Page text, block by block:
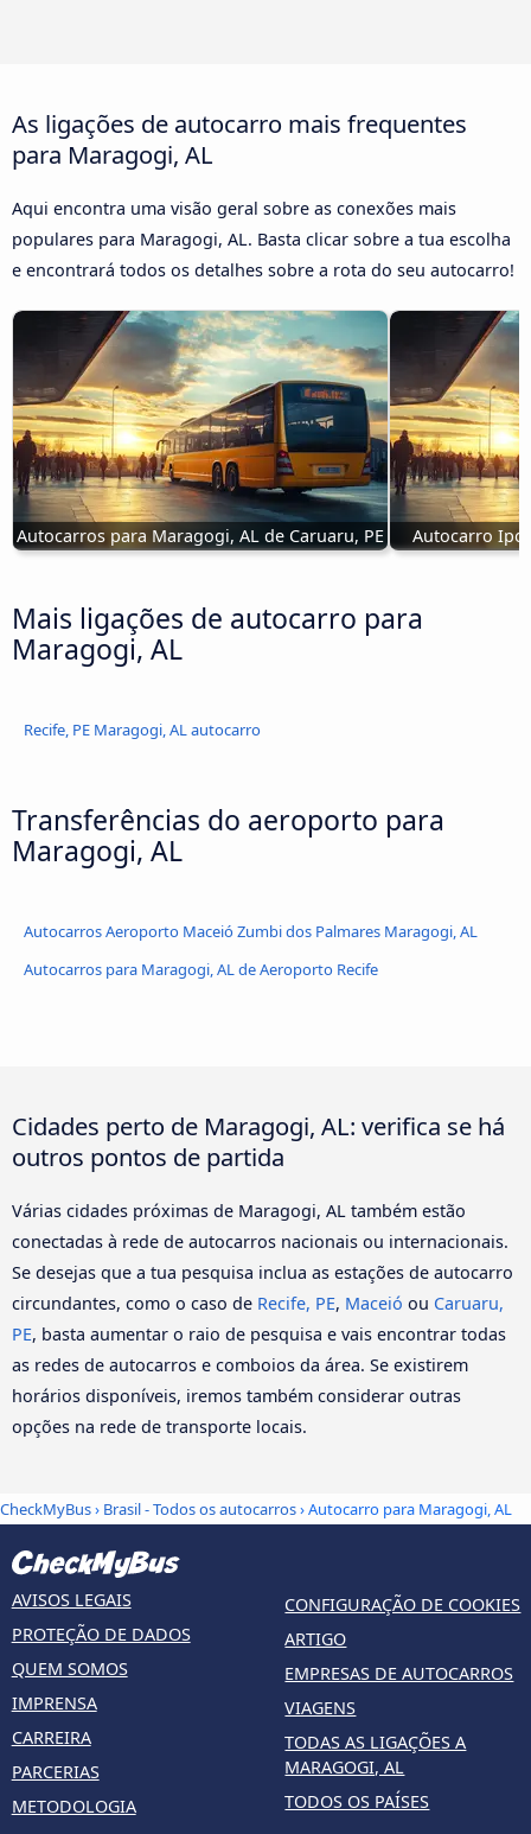
As ligações de autocarro mais frequentes
para Maragogi, AL
Aqui encontra uma visão geral sobre as conexões mais
populares para Maragogi, AL. Basta clicar sobre a tua escolha
e encontrará todos os detalhes sobre a rota do seu autocarro!
Autocarros para Maragogi, AL de Caruaru, PE Autocarro
Mais ligações de autocarro para
Maragogi, AL
Recife, PE Maragogi, AL autocarro
Transferências do aeroporto para
Maragogi, AL
Autocarros Aeroporto Maceió Zumbi dos Palmares Maragogi, AL
Autocarros para Maragogi, AL de Aeroporto Recife
Cidades perto de Maragogi, AL: verifica se há
outros pontos de partida
Várias cidades próximas de Maragogi, AL também estão
conectadas à rede de autocarros nacionais ou internacionais.
Se desejas que a tua pesquisa inclua as estações de autocarro
circundantes, como o caso de Recife, PE, Maceió ou Caruaru,
PE, basta aumentar o raio de pesquisa e vais encontrar todas
as redes de autocarros e comboios da área. Se existirem
horários disponíveis, iremos também considerar outras
opções na rede de transporte locais.
CheckMyBus› Brasil - Todos os autocarros› Autocarro para Maragogi, AL
AVISOS LEGAIS
PROTEÇÃO DE DADOS
QUEM SOMOS
IMPRENSA
CARREIRA
PARCERIAS
METODOLOGIA
CONFIGURAÇÃO DE COOKIES
ARTIGO
EMPRESAS DE AUTOCARROS
VIAGENS
TODAS AS LIGAÇÕES A
MARAGOGI, AL
TODOS OS PAÍSES